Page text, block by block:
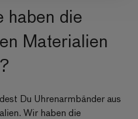
haben die
Materialien
Du Uhrenarmbänder aus
Wir haben die